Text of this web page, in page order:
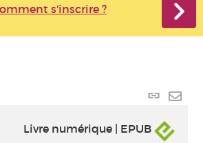
s'inscrire ?
Lien
Livre numérique | EPUB